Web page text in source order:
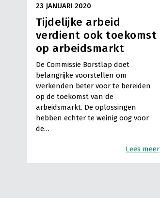
23 JANUARI 2020
Tijdelijke arbeid
verdient ook toekomst
op arbeidsmarkt
De Commissie Borstlap doet
belangrijke voorstellen om
werkenden beter voor te bereiden
op de toekomst van de
arbeidsmarkt. De oplossingen
hebben echter te weinig oog voor
de…
Lees meer